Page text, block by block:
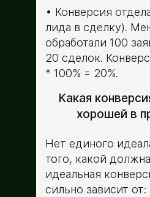
Конверсия
лида в сделку).
обработали 100
20 сделок.
* 100% = 20%.
Какая
хорошей в
Нет единого
того, какой
идеальная
сильно зависит от: